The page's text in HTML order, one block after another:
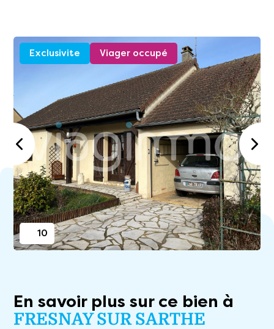
Exclusivite Viager occupé
10
En savoir plus sur ce bien à
FRESNAY SUR SARTHE